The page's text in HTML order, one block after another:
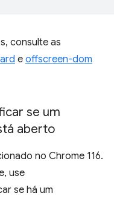
consulte as
e offscreen-dom
se um
aberto
no Chrome 116.
use
se há um